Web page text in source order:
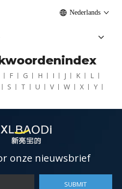
Nederlands
F G H I J K
L
S T U V W X
Y
onze nieuwsbrief
SUBMIT